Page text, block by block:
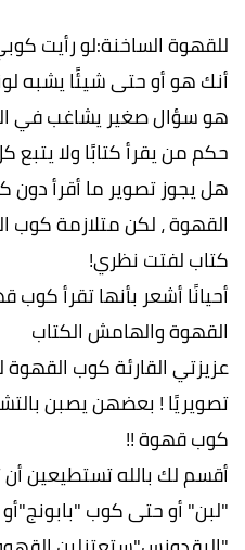
للقهوة الساخنة:لو رأيت
أنك هو أو حتى شيئًا يشبه
هو سؤال صغير يشاغب في
حكم من يقرأ كتابًا ولا
هل يجوز تصوير ما أقرأ دون
القهوة ، لكن متلازمة
كتاب لفتت نظري!
أحيانًا أشعر بأنها تقرأ
القهوة والهامش الكتاب
عزيزتي القارئة كوب القهوة
تصويريًا ! بعضهن يصبن
كوب قهوة !!
أقسم لك بالله تستطيعين
"لبن" أو حتى كوب